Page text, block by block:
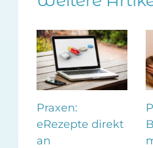
Praxen:
eRezepte direkt
an